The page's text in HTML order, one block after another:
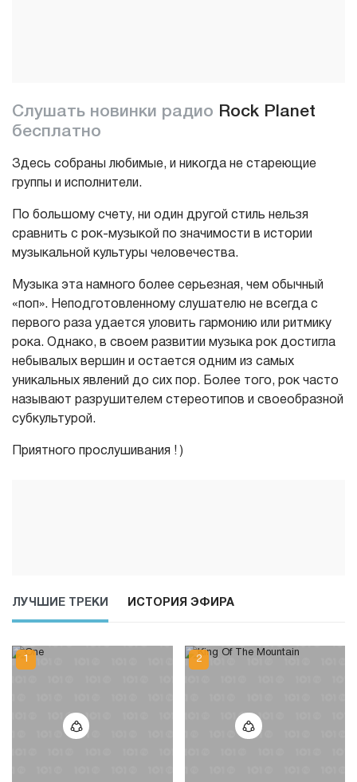
Слушать новинки радио Rock Planet
бесплатно
Здесь собраны любимые, и никогда не стареющие
группы и исполнители.
По большому счету, ни один другой стиль нельзя
сравнить с рок-музыкой по значимости в истории
музыкальной культуры человечества.
Музыка эта намного более серьезная, чем обычный
«поп». Неподготовленному слушателю не всегда с
первого раза удается уловить гармонию или ритмику
рока. Однако, в своем развитии музыка рок достигла
небывалых вершин и остается одним из самых
уникальных явлений до сих пор. Более того, рок часто
называют разрушителем стереотипов и своеобразной
субкультурой.
Приятного прослушивания ! )
ЛУЧШИЕ ТРЕКИ ИСТОРИЯ ЭФИРА